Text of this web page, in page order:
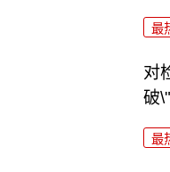
最
对
破
最